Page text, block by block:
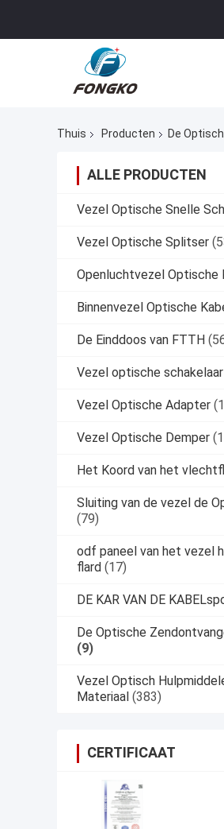
Thuis Producten De
ALLE PRODUCTEN
Vezel Optische Snelle
Vezel Optische Splitser
Openluchtvezel Optische
Binnenvezel Optische
De Einddoos van FTTH
Vezel optische schakelaar
Vezel Optische Adapter
Vezel Optische Demper
Het Koord van het
Sluiting van de vezel de
(79)
odf paneel van het vezel
flard (17)
DE KAR VAN DE
De Optische
(9)
Vezel Optisch
Materiaal (383)
CERTIFICAAT